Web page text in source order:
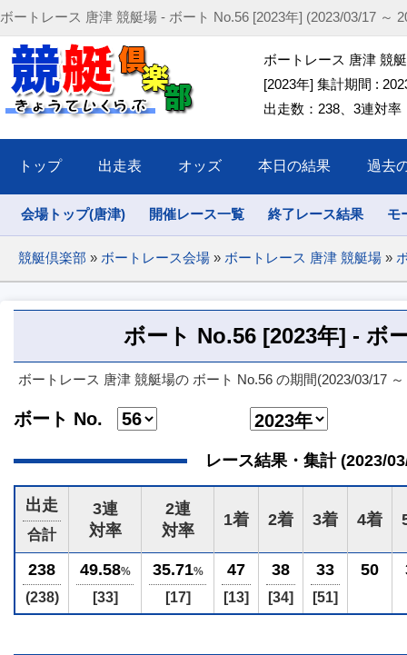
ボートレース 唐津 競艇場 - ボート No.56 [2023年] (2023/03/17 ～
ボートレース 唐津 競
[2023年] 集計期間 :
出走数：238、3連対率
トップ 出走表 オッズ 本日の結果 過去
会場トップ(唐津) 開催レース一覧 終了レース結果 モ
競艇倶楽部 » ボートレース会場 » ボートレース 唐津 競艇場 »
ボート No.56 [2023年] - ボ
ボートレース 唐津 競艇場の ボート No.56 の期間(2023/03/17
ボート No.
レース結果・集計 (2023/
出走
合計
3連
対率
2連
対率
1着 2着 3着 4着
238
(238)
49.58%
[33]
35.71%
[17]
47
[13]
38
[34]
33
[51]
50